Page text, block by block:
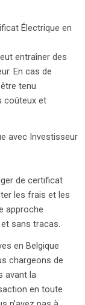
Électrique en
entraîner des
En cas de
tenu
coûteux et
avec Investisseur
de certificat
les frais et les
approche
sans tracas.
en Belgique
chargeons de
avant la
en toute